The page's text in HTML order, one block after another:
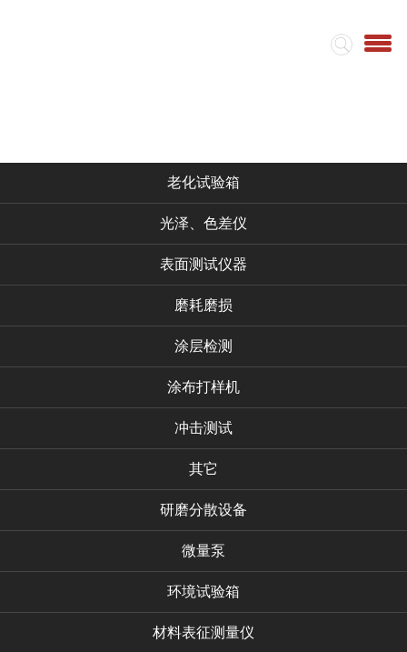
老化试验箱
光泽、色差仪
表面测试仪器
磨耗磨损
涂层检测
涂布打样机
冲击测试
其它
研磨分散设备
微量泵
环境试验箱
材料表征测量仪